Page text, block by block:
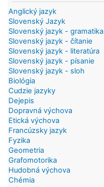
Anglický jazyk
Slovenský Jazyk
Slovenský jazyk - gramatika
Slovenský jazyk - čítanie
Slovenský jazyk - literatúra
Slovenský jazyk - písanie
Slovenský jazyk - sloh
Biológia
Cudzie jazyky
Dejepis
Dopravná výchova
Etická výchova
Francúzsky jazyk
Fyzika
Geometria
Grafomotorika
Hudobná výchova
Chémia